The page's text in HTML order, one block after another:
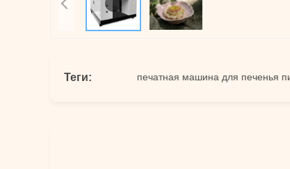
Теги:
принтер печатная машина для печенья пирогов